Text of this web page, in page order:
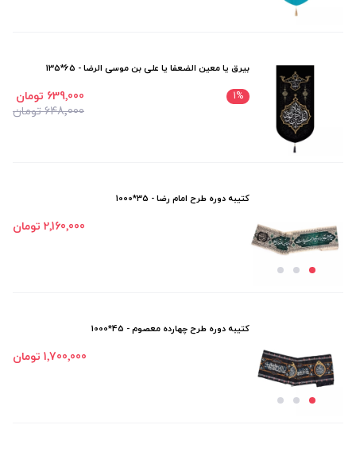
بیرق یا معین الضعفا یا علی بن موسی الرضا - 65*135
1%
648٬000 تومان
639٬000 تومان
کتیبه دوره طرح امام رضا - 35*1000
2٬160٬000 تومان
کتیبه دوره طرح چهارده معصوم - 45*1000
1٬700٬000 تومان